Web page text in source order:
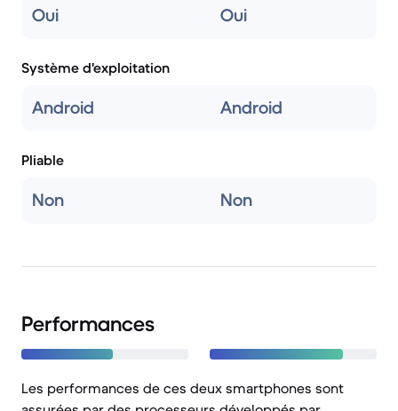
Oui Oui
Système d'exploitation
Android Android
Pliable
Non Non
Performances
Les performances de ces deux smartphones sont